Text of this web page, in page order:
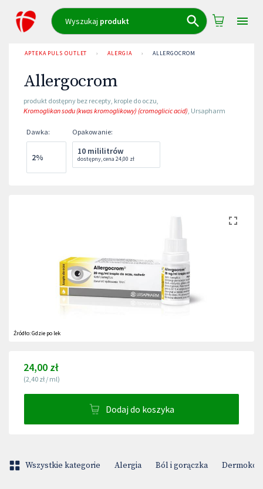
Wyszukaj produkt
APTEKA PULS OUTLET › ALERGIA › ALLERGOCROM
Allergocrom
produkt dostępny bez recepty, krople do oczu,
Kromoglikan sodu (kwas kromoglikowy) (cromoglicic acid), Ursapharm
Dawka:
2%
Opakowanie:
10 mililitrów
dostępny,cena 24,00 zł
Źródło:Gdzie po lek
24,00 zł
(2,40 zł / ml)
Dodaj do koszyka
Wszystkie kategorie Alergia Ból i gorączka